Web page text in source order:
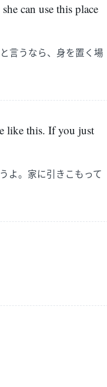
can use this place
言うなら、身を置く場
like this. If you just
よ。家に引きこもって